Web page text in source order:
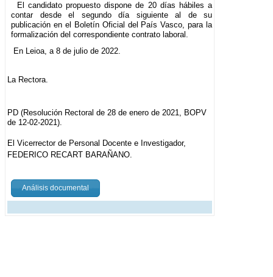
El candidato propuesto dispone de 20 días hábiles a
contar desde el segundo día siguiente al de su
publicación en el Boletín Oficial del País Vasco, para la
formalización del correspondiente contrato laboral.
En Leioa, a 8 de julio de 2022.
La Rectora.
PD (Resolución Rectoral de 28 de enero de 2021, BOPV
de 12-02-2021).
El Vicerrector de Personal Docente e Investigador,
FEDERICO RECART BARAÑANO.
Análisis documental